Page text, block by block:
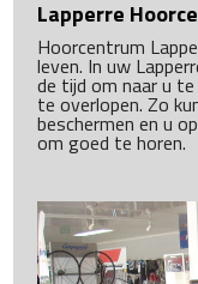
Lapperre
Hoorcentrum
leven. In uw
de tijd om naar u
te overlopen. Zo
beschermen en u
om goed te horen.